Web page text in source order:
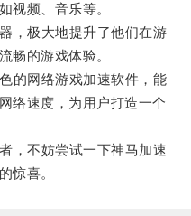
视频、音乐等。
极大地提升了他们在游
畅的游戏体验。
网络游戏加速软件，能
络速度，为用户打造一个
不妨尝试一下神马加速
惊喜。